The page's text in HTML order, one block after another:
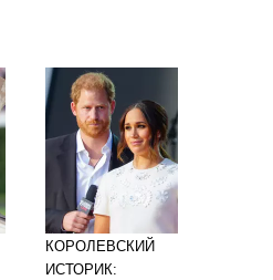
КОРОЛЕВСКИЙ
ИСТОРИК: